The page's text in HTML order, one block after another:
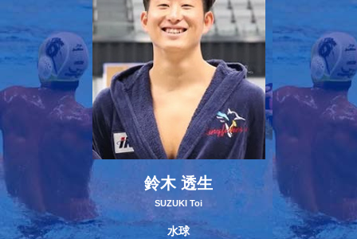
鈴木 透生
SUZUKI Toi
水球